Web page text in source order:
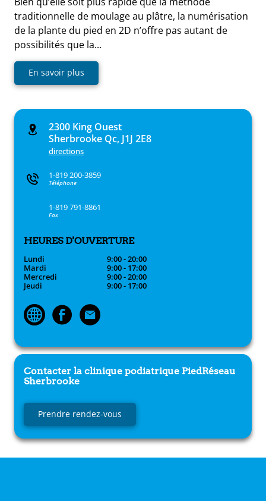
traditionnelle de moulage au plâtre, la numérisation
de la plante du pied en 2D n’offre pas autant de
possibilités que la...
En savoir plus
2300 King Ouest
Sherbrooke Qc, J1J 2E8
directions
1-819 200-3859
Téléphone
1-819 791-8861
Fax
HEURES D'OUVERTURE
Lundi
9:00 - 20:00
Mardi
9:00 - 17:00
Mercredi
9:00 - 20:00
Jeudi
9:00 - 17:00
Contacter la clinique podiatrique PiedRéseau
Sherbrooke
Prendre rendez-vous